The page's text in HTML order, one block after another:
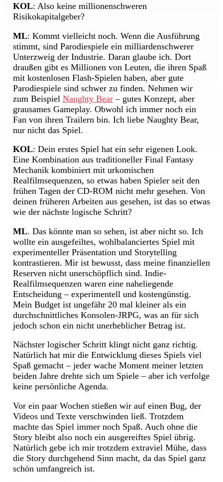
KOL: Also keine millionenschweren
Risikokapitalgeber?
ML: Kommt vielleicht noch. Wenn die Ausführung
stimmt, sind Parodiespiele ein milliardenschwerer
Unterzweig der Industrie. Daran glaube ich. Dort
draußen gibt es Millionen von Leuten, die ihren Spaß
mit kostenlosen Flash-Spielen haben, aber gute
Parodiespiele sind schwer zu finden. Nehmen wir
zum Beispiel Naughty Bear– gutes Konzept, aber
grausames Gameplay. Obwohl ich immer noch ein
Fan von ihren Trailern bin. Ich liebe Naughty Bear,
nur nicht das Spiel.
KOL: Dein erstes Spiel hat ein sehr eigenen Look.
Eine Kombination aus traditioneller Final Fantasy
Mechanik kombiniert mit urkomischen
Realfilmsequenzen, so etwas haben Spieler seit den
frühen Tagen der CD-ROM nicht mehr gesehen. Von
deinen früheren Arbeiten aus gesehen, ist das so etwas
wie der nächste logische Schritt?
ML. Das könnte man so sehen, ist aber nicht so. Ich
wollte ein ausgefeiltes, wohlbalanciertes Spiel mit
experimenteller Präsentation und Storytelling
kontrastieren. Mir ist bewusst, dass meine finanziellen
Reserven nicht unerschöpflich sind. Indie-
Realfilmsequenzen waren eine naheliegende
Entscheidung – experimentell und kostengünstig.
Mein Budget ist ungefähr 20 mal kleiner als ein
durchschnittliches Konsolen-JRPG, was an für sich
jedoch schon ein nicht unerheblicher Betrag ist.
Nächster logischer Schritt klingt nicht ganz richtig.
Natürlich hat mir die Entwicklung dieses Spiels viel
Spaß gemacht – jeder wache Moment meiner letzten
beiden Jahre drehte sich um Spiele – aber ich verfolge
keine persönliche Agenda.
Vor ein paar Wochen stießen wir auf einen Bug, der
Videos und Texte verschwinden ließ. Trotzdem
machte das Spiel immer noch Spaß. Auch ohne die
Story bleibt also noch ein ausgereiftes Spiel übrig.
Natürlich gebe ich mir trotzdem extraviel Mühe, dass
die Story durchgehend Sinn macht, da das Spiel ganz
schön umfangreich ist.